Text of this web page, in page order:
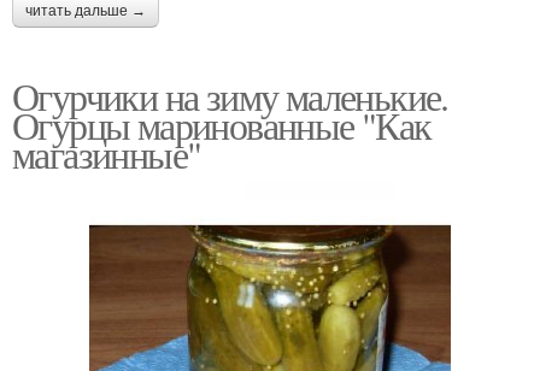
читать дальше →
Огурчики на зиму маленькие.
Огурцы маринованные "Как
магазинные"